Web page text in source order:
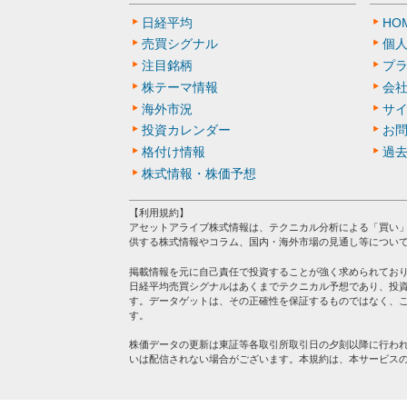
日経平均
売買シグナル
注目銘柄
株テーマ情報
海外市況
投資カレンダー
格付け情報
株式情報・株価予想
個
プ
会
サ
お
過
【利用規約】
アセットアライブ株式情報は、テクニカル分析による「買
供する株式情報やコラム、国内・海外市場の見通し等につい
掲載情報を元に自己責任で投資することが強く求められてお
日経平均売買シグナルはあくまでテクニカル予想であり、投
す。データゲットは、その正確性を保証するものではなく、
す。
株価データの更新は東証等各取引所取引日の夕刻以降に行わ
いは配信されない場合がございます。本規約は、本サービス